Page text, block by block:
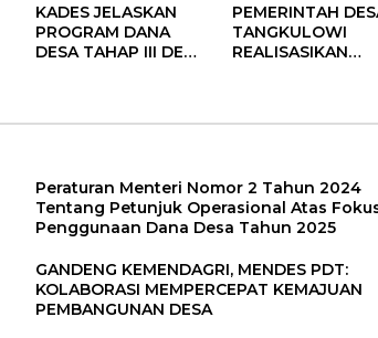
KADES JELASKAN
PROGRAM DANA
DESA TAHAP III DESA
PEMERINTAH
TANGKULOWI
REALISASIKAN
Peraturan Menteri Nomor 2 Tahun 2024
Tentang Petunjuk Operasional Atas
Penggunaan Dana Desa Tahun 2025
GANDENG KEMENDAGRI, MENDES PDT:
KOLABORASI MEMPERCEPAT KEMAJUAN
PEMBANGUNAN DESA